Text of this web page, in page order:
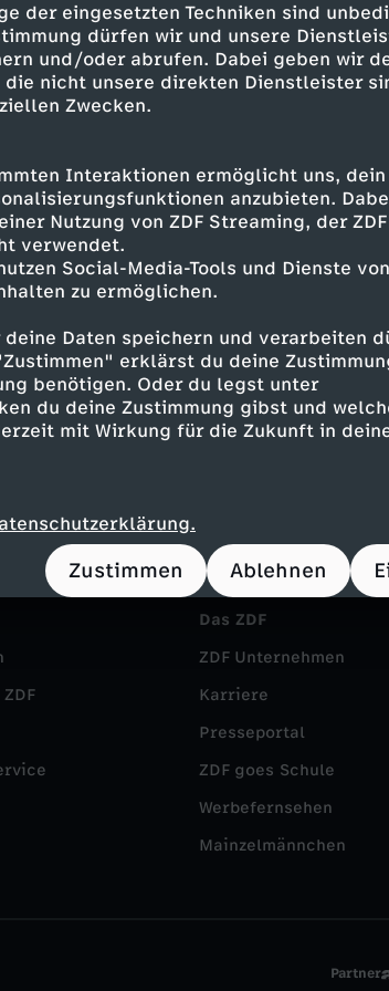
der eingesetzten Techniken sind
dürfen wir und unsere
und/oder abrufen. Dabei geben wir
nicht unsere direkten Dienstleister
Zwecken.
Interaktionen ermöglicht uns,
anzubieten.
Nutzung von ZDF Streaming, der
verwendet.
Social-Media-Tools und Dienste
zu ermöglichen.
Daten speichern und verarbeiten
erklärst du deine
benötigen. Oder du legst unter
du deine Zustimmung gibst und
mit Wirkung für die Zukunft in
Zustimmen Ablehnen
Untertitel
FSK 0
Das ZDF
ZDF Unternehmen
Karriere
Presseportal
ZDF goes Schule
Werbefernsehen
Mainzelmännchen
Partner